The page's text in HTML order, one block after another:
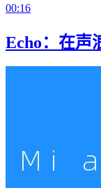
00:16
Echo：在声